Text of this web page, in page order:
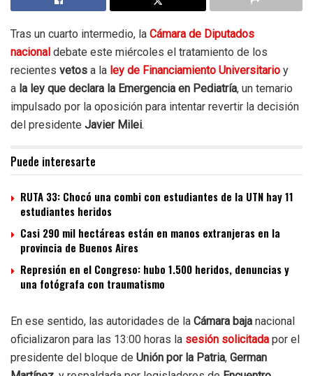
Tras un cuarto intermedio, la Cámara de Diputados
nacional debate este miércoles el tratamiento de los
recientes vetos a la ley de Financiamiento Universitario y
a la ley que declara la Emergencia en Pediatría, un temario
impulsado por la oposición para intentar revertir la decisión
del presidente Javier Milei.
Puede interesarte
RUTA 33: Chocó una combi con estudiantes de la UTN hay 11
estudiantes heridos
Casi 290 mil hectáreas están en manos extranjeras en la
provincia de Buenos Aires
Represión en el Congreso: hubo 1.500 heridos, denuncias y
una fotógrafa con traumatismo
En ese sentido, las autoridades de la Cámara baja nacional
oficializaron para las 13:00 horas la sesión solicitada por el
presidente del bloque de Unión por la Patria, German